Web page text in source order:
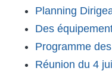
Planning
Des
Programme
Réunion du 4